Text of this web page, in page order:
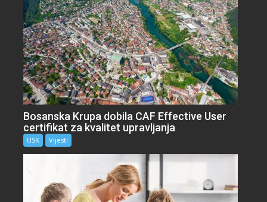
Bosanska Krupa dobila CAF Effective User
certifikat za kvalitet upravljanja
USK Vijesti